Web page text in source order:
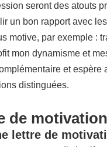
seront des
un bon rapport avec
motive, par exemple :
mon dynamisme et
et
distinguées.
de motivation
lettre de